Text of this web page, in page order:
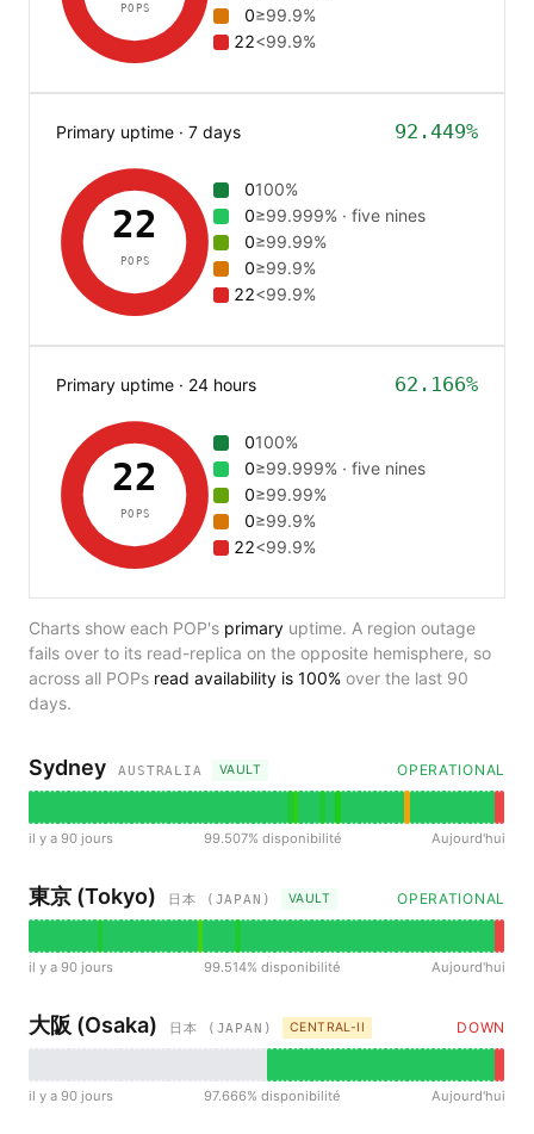
POPS
0≥99.9%
22<99.9%
Primary uptime · 7 days 92.449%
22
POPS
0100%
0≥99.999% · five nines
0≥99.99%
0≥99.9%
22<99.9%
Primary uptime · 24 hours 62.166%
22
POPS
0100%
0≥99.999% · five nines
0≥99.99%
0≥99.9%
22<99.9%
Charts show each POP's primary uptime. A region outage
fails over to its read-replica on the opposite hemisphere, so
across all POPs read availability is 100% over the last 90
days.
Sydney AUSTRALIA VAULT OPERATIONAL
il y a 90 jours 99.507% disponibilité Aujourd'hui
東京 (Tokyo) 日本 (JAPAN) VAULT OPERATIONAL
il y a 90 jours 99.514% disponibilité Aujourd'hui
大阪 (Osaka) 日本 (JAPAN) CENTRAL-II DOWN
il y a 90 jours 97.666% disponibilité Aujourd'hui